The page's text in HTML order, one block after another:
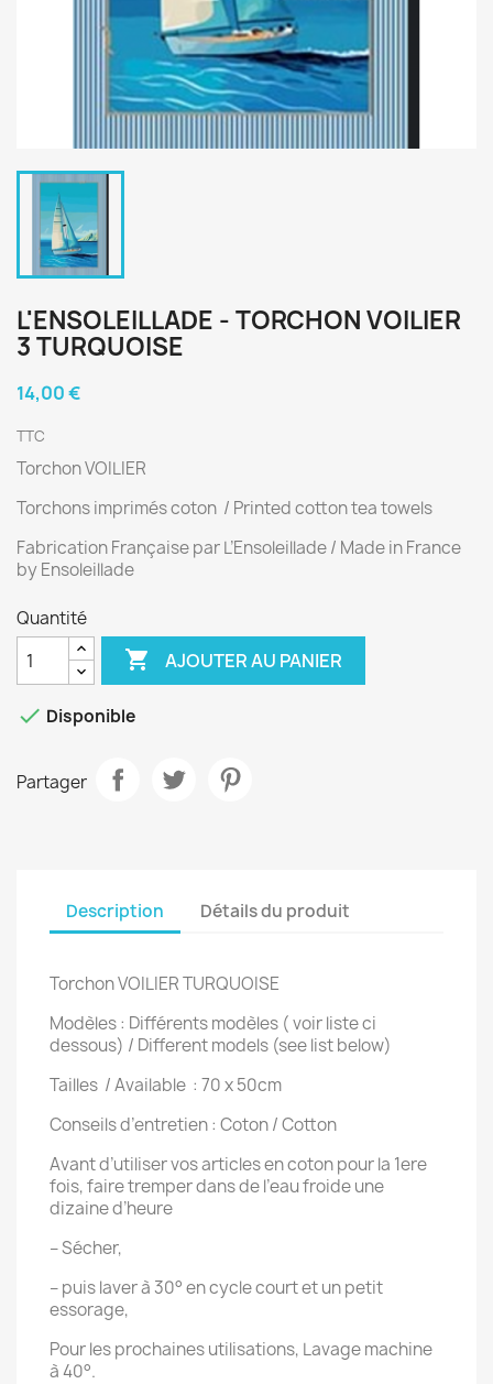
L'ENSOLEILLADE - TORCHON VOILIER
3 TURQUOISE
14,00 €
TTC
Torchon VOILIER
Torchons imprimés coton / Printed cotton tea towels
Fabrication Française par L’Ensoleillade / Made in France
by Ensoleillade
Quantité
 AJOUTER AU PANIER
 Disponible
Partager
Description Détails du produit
Torchon VOILIER TURQUOISE
Modèles : Différents modèles ( voir liste ci
dessous) / Different models (see list below)
Tailles / Available : 70 x 50cm
Conseils d’entretien : Coton / Cotton
Avant d’utiliser vos articles en coton pour la 1ere
fois, faire tremper dans de l’eau froide une
dizaine d’heure
– Sécher,
– puis laver à 30° en cycle court et un petit
essorage,
Pour les prochaines utilisations, Lavage machine
à 40°.